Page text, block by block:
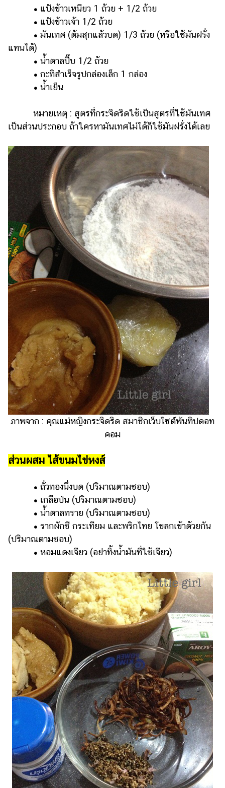
บริการ
กระปุก
คอร์ส
ออนไลน์
ออนไลน์
โฆษณา
แจ้ง
ปัญหา
ร่วม
งาน
เรา
• แป้งข้าวเหนียว 1 ถ้วย + 1/2 ถ้วย
• แป้งข้าวเจ้า 1/2 ถ้วย
• มันเทศ (ต้มสุกแล้วบด) 1/3 ถ้วย (หรือใช้มันฝรั่ง
แทนได้)
• น้ำตาลปี๊บ 1/2 ถ้วย
• กะทิสำเร็จรูปกล่องเล็ก 1 กล่อง
• น้ำเย็น
หมายเหตุ : สูตรที่กระจิดริดใช้เป็นสูตรที่ใช้มันเทศ
เป็นส่วนประกอบ ถ้าใครหามันเทศไม่ได้ก็ใช้มันฝรั่งได้เลย
ภาพจาก : คุณแม่หญิงกระจิดริด สมาชิกเว็บไซต์พันทิปดอท
คอม
ส่วนผสม ไส้ขนมไข่หงส์
• ถั่วทองนึ่งบด (ปริมาณตามชอบ)
• เกลือป่น (ปริมาณตามชอบ)
• น้ำตาลทราย (ปริมาณตามชอบ)
• รากผักชี กระเทียม และพริกไทย โขลกเข้าด้วยกัน
(ปริมาณตามชอบ)
• หอมแดงเจียว (อย่าทิ้งน้ำมันที่ใช้เจียว)